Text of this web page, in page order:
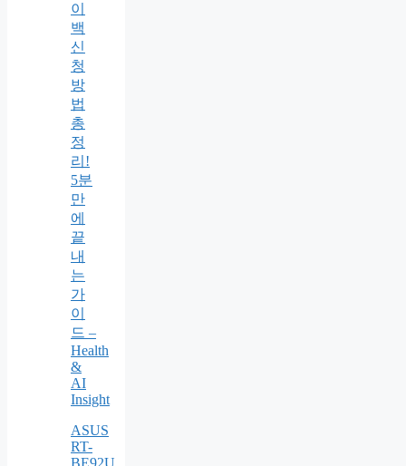
이
백
신
청
방
법
총
정
리!
5분
만
에
끝
내
는
가
이
드 –
Health
&
AI
Insight
ASUS
RT-